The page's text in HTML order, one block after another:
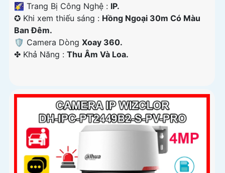
🌠 Trang Bị Công Nghệ : IP.
✪ Khi xem thiếu sáng : Hồng Ngoại 30m Có Màu
Ban Ðêm.
🛡 Camera Dòng Xoay 360.
️✤ Khả Năng : Thu Âm Và Loa.